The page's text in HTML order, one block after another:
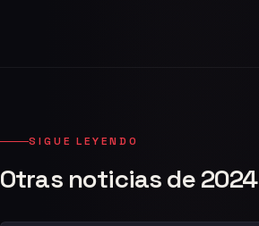
SIGUE LEYENDO
Otras noticias de 2024